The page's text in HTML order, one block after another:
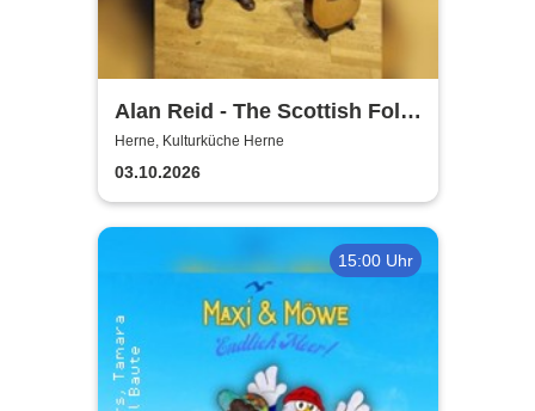
Alan Reid - The Scottish Folk-
Legend
Herne, Kulturküche Herne
03.10.2026
15:00 Uhr